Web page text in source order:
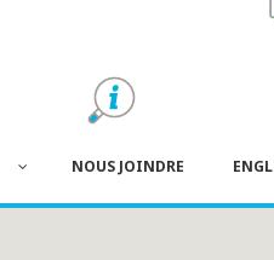
NOUS JOINDRE